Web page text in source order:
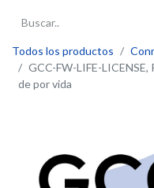
Todos los productos
GCC-FW-LIFE-
de por vida